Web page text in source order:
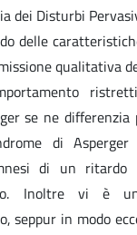
dei Disturbi
delle
qualitativa
se ne
di
di un
Inoltre vi è
seppur in modo